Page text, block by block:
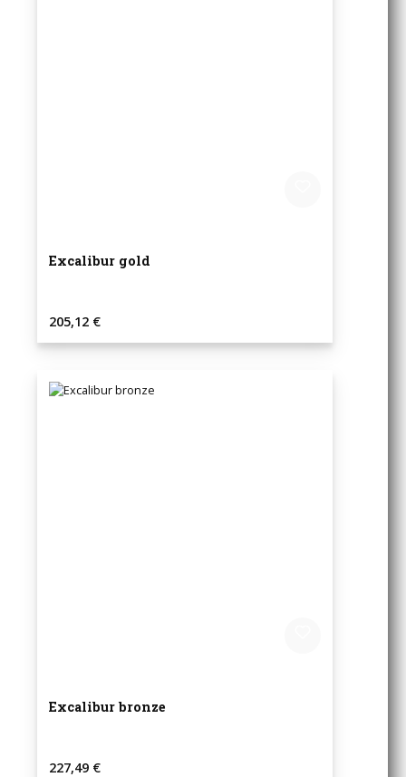
Excalibur gold
Regulärer Preis:
205,12 €
Excalibur bronze
Regulärer Preis:
227,49 €